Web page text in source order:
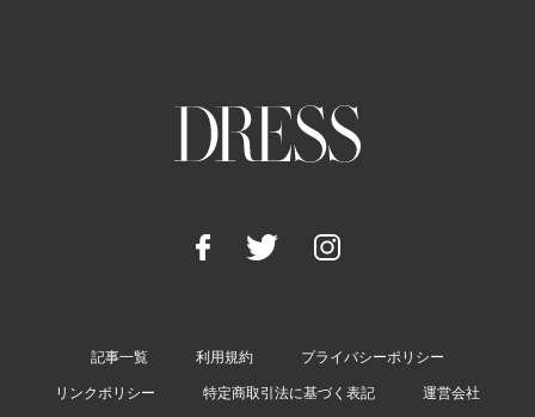
記事一覧 利用規約 プライバシーポリシー
リンクポリシー 特定商取引法に基づく表記 運営会社